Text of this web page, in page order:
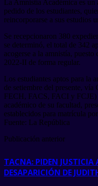
La Amnistía Académica es un
pedido de los estudiantes,
reincorporarse a sus estudios
Se recepcionaron 380
se determinó, el total de 342
acogerse a la amnistía,
2022-II de forma regular.
Los estudiantes aptos para la
de setiembre del presente,
FECH, FACS, FACI y FCJE)
académico de su facultad,
establecidos para matrícula
Fuente: La República
Publicación anterior
TACNA: PIDEN JUSTICIA
DESAPARICIÓN DE